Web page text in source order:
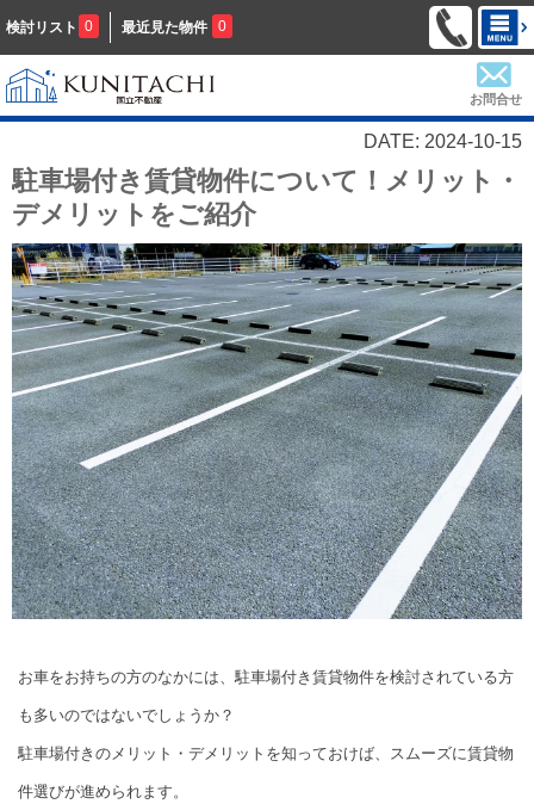
検討リスト 0 最近見た物件 0
お問合せ
DATE: 2024-10-15
駐車場付き賃貸物件について！メリット・
デメリットをご紹介
お車をお持ちの方のなかには、駐車場付き賃貸物件を検討されている方
も多いのではないでしょうか？
駐車場付きのメリット・デメリットを知っておけば、スムーズに賃貸物
件選びが進められます。